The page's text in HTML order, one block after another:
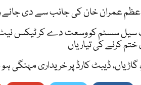
عمران خان کی جانب سے دی جانے والی بجلی
کرنے کی تیاریاں
گاڑیاں، ڈیبٹ کارڈ پر خریداری مہنگی